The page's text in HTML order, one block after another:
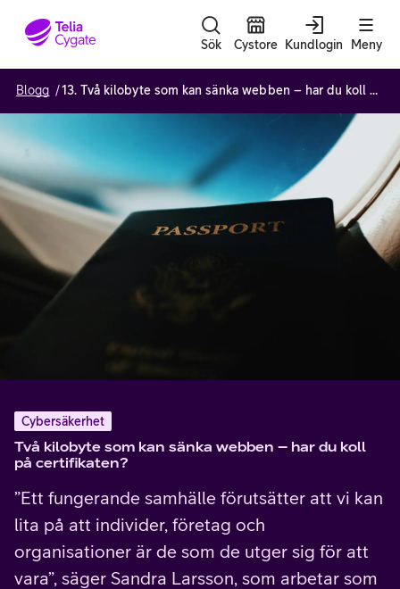
Gå till sidans innehåll
Sök Cystore Kundlogin Meny
Blogg 13. Två kilobyte som kan sänka webben – har du koll på certifikaten?
Cybersäkerhet
Två kilobyte som kan sänka webben – har du koll
på certifikaten?
”Ett fungerande samhälle förutsätter att vi kan
lita på att individer, företag och
organisationer är de som de utger sig för att
vara”, säger Sandra Larsson, som arbetar som